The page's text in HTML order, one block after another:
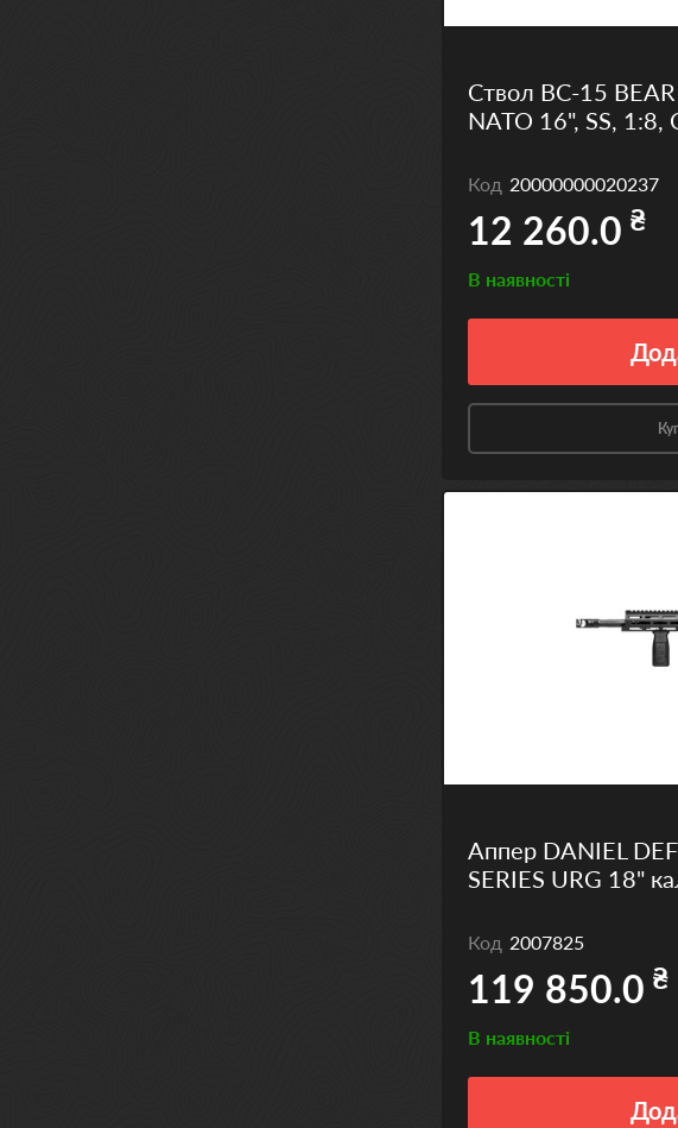
Ствол BC-15
NATO 16", SS, 1:8,
Код 20000000020237
12 260.0 ₴
В наявності
Аппер DANIEL
SERIES URG 18"
Код 2007825
119 850.0 ₴
В наявності